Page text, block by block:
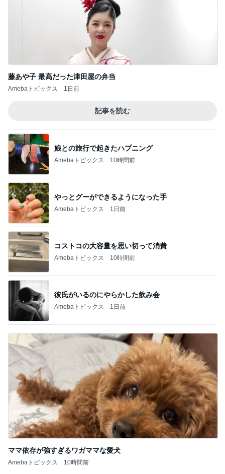
藤あや子 最高だった津田屋の弁当
Amebaトピックス 1日前
記事を読む
娘との旅行で起きたハプニング
Amebaトピックス 10時間前
やっとグーができるようになった手
Amebaトピックス 1日前
コストコの大容量を思い切って消費
Amebaトピックス 10時間前
彼氏がいるのにやらかした飲み会
Amebaトピックス 1日前
ママ依存が強すぎるワガママな愛犬
Amebaトピックス 10時間前